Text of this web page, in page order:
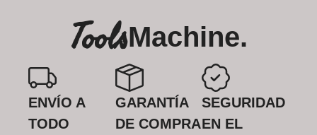
ToolsMachine.
ENVÍO A
TODO
GARANTÍA
DE COMPRA
SEGURIDAD
EN EL